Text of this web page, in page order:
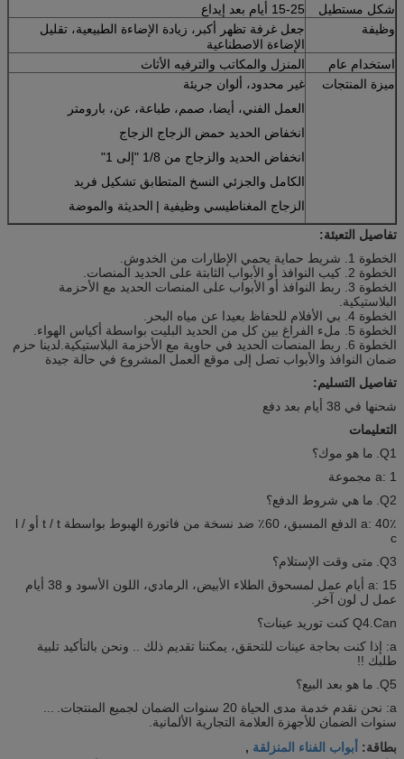
شكل مستطيل
15-25 أيام بعد إيداع
وظيفة
جعل غرفة تظهر أكبر، زيادة الإضاءة الطبيعية، تقليل
الإضاءة الاصطناعية
استخدام عام
المنزل والمكاتب والترفيه الأثاث
ميزة المنتجات
غير محدود، ألوان جريئة
العمل الفني، أيضا، صمم، طباعة، عن، بارومتر
انخفاض الحديد حمض الزجاج الزجاج
انخفاض الحديد والزجاج من 1/8 "إلى 1"
الكامل والجزئي النسخ المتطابق تشكيل فريد
الزجاج المغناطيسي وظيفية | الحديثة والموضة
تفاصيل التعبئة:
الخطوة 1. شريط حماية يحمي الإطارات من الخدوش.
الخطوة 2. كيب النوافذ أو الأبواب الثابتة على الحديد المنصات.
الخطوة 3. ربط النوافذ أو الأبواب على المنصات الحديد مع الأحزمة
البلاستيكية.
الخطوة 4. بي الأفلام للحفاظ بعيدا عن مياه البحر.
الخطوة 5. ملء الفراغ بين كل من الحديد البليت بواسطة أكياس الهواء.
الخطوة 6. ربط المنصات الحديد في حاوية مع الأحزمة البلاستيكية.لدينا حزم
ضمان النوافذ والأبواب تصل إلى موقع العمل المشروع في حالة جيدة
تفاصيل التسليم:
شحنها في 38 أيام بعد دفع
التعليمات
Q1. ما هو موك؟
a: 1 مجموعة
Q2. ما هي شروط الدفع؟
a: 40٪ الدفع المسبق، 60٪ ضد نسخة من فاتورة الهبوط بواسطة t / t أو l /
c
Q3. متى وقت الإستلام؟
a: 15 أيام عمل لمسحوق الطلاء الأبيض، الرمادي، اللون الأسود و 38 أيام
عمل ل لون آخر.
Q4.Can كنت توريد عينات؟
a: إذا كنت بحاجة عينات للتحقق، يمكننا تقديم ذلك .. ونحن بالتأكيد تلبية
طلبك !!
Q5. ما هو بعد البيع؟
a: نحن نقدم خدمة مدى الحياة 20 سنوات الضمان لجميع المنتجات.
سنوات الضمان للأجهزة العلامة التجارية الألمانية.
بطاقة: أبواب الفناء المنزلقة ,